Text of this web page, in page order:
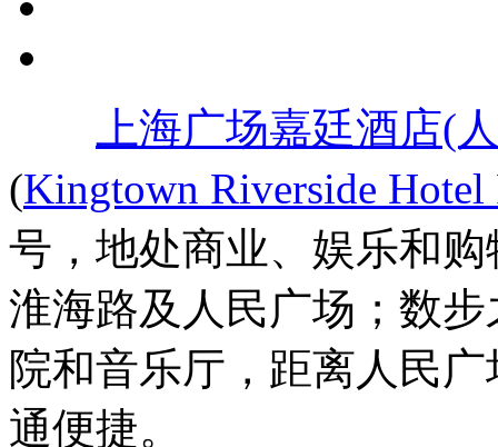
上海广场嘉廷酒店(
(Kingtown Riverside Hotel
号，地处商业、娱乐和
淮海路及人民广场；数
院和音乐厅，距离人民
通便捷。